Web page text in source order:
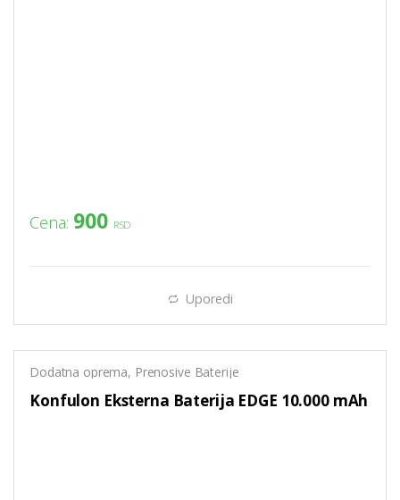
Cena: 900 RSD
Uporedi
Dodatna oprema, Prenosive Baterije
Konfulon Eksterna Baterija EDGE 10.000 mAh